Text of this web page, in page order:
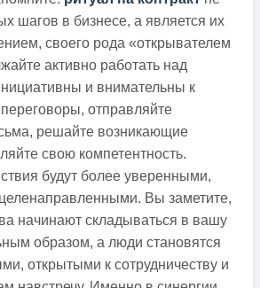
шагов в бизнесе, а является их
своего рода «открывателем
активно работать над
и внимательны к
отправляйте
решайте возникающие
свою компетентность.
будут более уверенными,
Вы заметите,
начинают складываться в вашу
образом, а люди становятся
открытыми к сотрудничеству и